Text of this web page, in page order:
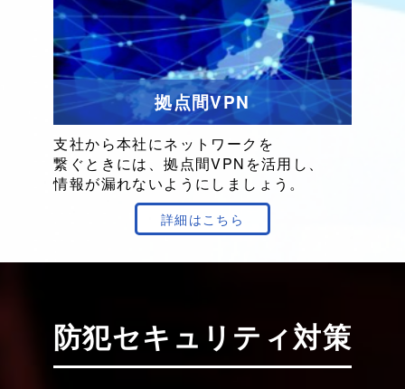
拠点間VPN
支社から本社にネットワークを
繋ぐときには、拠点間VPN を活用し、
情報が漏れないように しましょう。
詳細はこちら
防犯セキュリティ対策